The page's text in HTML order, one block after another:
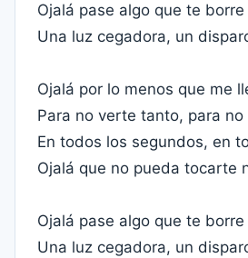
Ojalá pase algo que te
Una luz cegadora, un
Ojalá por lo menos que me
Para no verte tanto, para
En todos los segundos, en
Ojalá que no pueda tocarte
Ojalá pase algo que te
Una luz cegadora, un